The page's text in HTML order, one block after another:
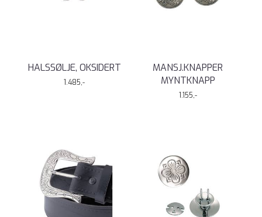
HALSSØLJE, OKSIDERT
1.485,-
MANSJ.KNAPPER
MYNTKNAPP
1.155,-